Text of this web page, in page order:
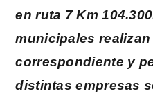
en ruta 7 Km
municipales
correspondiente y
distintas empresas